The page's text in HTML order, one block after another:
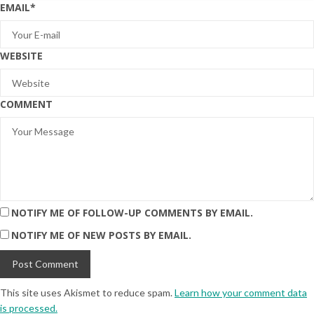
EMAIL*
WEBSITE
COMMENT
NOTIFY ME OF FOLLOW-UP COMMENTS BY EMAIL.
NOTIFY ME OF NEW POSTS BY EMAIL.
This site uses Akismet to reduce spam.Learn how your comment data
is processed.